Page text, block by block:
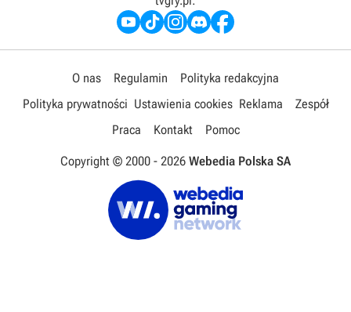
O nas Regulamin
Polityka redakcyjna
Polityka prywatności Ustawienia cookies Reklama
Zespół
Praca
Kontakt Pomoc
Copyright © 2000 - 2026 Webedia Polska SA